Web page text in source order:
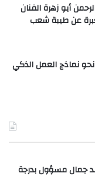
أبو زهرة الفنان
عن طيبة شعب
نماذج العمل الذكي
جمال مسؤول بدرجة